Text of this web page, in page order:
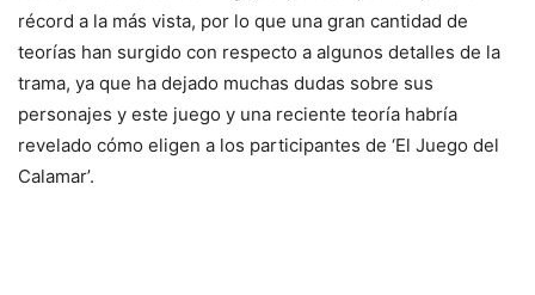
récord a la más vista, por lo que una gran cantidad de
teorías han surgido con respecto a algunos detalles de la
trama, ya que ha dejado muchas dudas sobre sus
personajes y este juego y una reciente teoría habría
revelado cómo eligen a los participantes de ‘El Juego del
Calamar’.